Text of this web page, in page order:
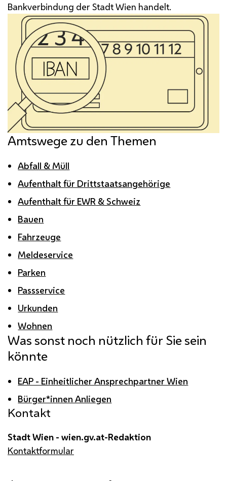
Bankverbindung der Stadt Wien handelt.
Amtswege zu den Themen
Abfall & Müll
Aufenthalt für Drittstaatsangehörige
Aufenthalt für EWR & Schweiz
Bauen
Fahrzeuge
Meldeservice
Parken
Passservice
Urkunden
Wohnen
Was sonst noch nützlich für Sie sein
könnte
EAP - Einheitlicher Ansprechpartner Wien
Bürger*innen Anliegen
Kontakt
Stadt Wien - wien.gv.at-Redaktion
Kontaktformular